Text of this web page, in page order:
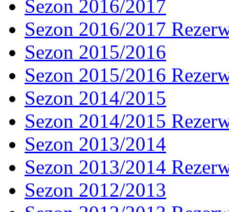
Sezon 2016/2017
Sezon 2016/2017
Sezon 2015/2016
Sezon 2015/2016
Sezon 2014/2015
Sezon 2014/2015
Sezon 2013/2014
Sezon 2013/2014
Sezon 2012/2013